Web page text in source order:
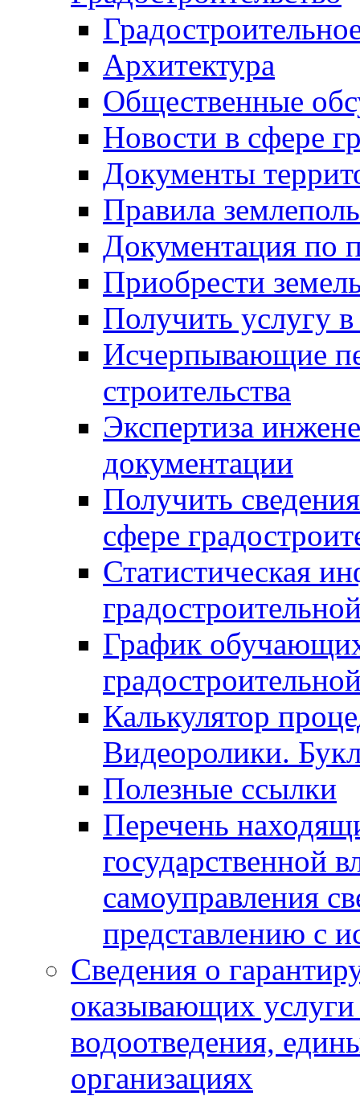
Архитектура
Общественные
Новости в сфере
Документы
Правила
Документация по
Приобрести
Получить услугу в
Исчерпывающие
строительства
Экспертиза
документации
Получить
сфере
Статистическая
График
Калькулятор
Видеоролики.
Полезные ссылки
Перечень
государственной
самоуправления
представлению с
Сведения о
оказывающих
водоотведения,
организациях